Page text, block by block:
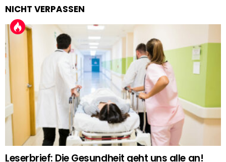
NICHT VERPASSEN
Leserbrief: Die Gesundheit geht uns alle an!